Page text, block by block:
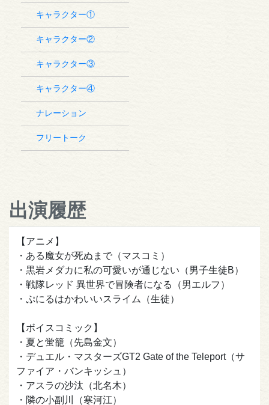
キャラクター①
キャラクター②
キャラクター③
キャラクター④
ナレーション
フリートーク
出演履歴
【アニメ】
・ある魔女が死ぬまで（マスコミ）
・黒岩メダカに私の可愛いが通じない（男子生徒B）
・戦隊レッド 異世界で冒険者になる（男エルフ）
・ぷにるはかわいいスライム（生徒）
【ボイスコミック】
・夏と蛍籠（先島金文）
・デュエル・マスターズGT2 Gate of the Teleport（サ
ファイア・バンキッシュ）
・アスラの沙汰（北名木）
・隣の小副川（寒河江）